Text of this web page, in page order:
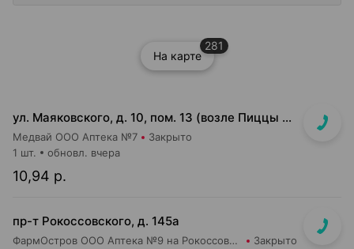
На карте
281
ул. Маяковского, д. 10, пом. 13 (возле Пиццы Мании)
Медвай ООО Аптека №7 Закрыто
10,94 р.
1 шт. обновл. вчера
пр-т Рокоссовского, д. 145а
ФармОстров ООО Аптека №9 на Рокоссовского Закрыто